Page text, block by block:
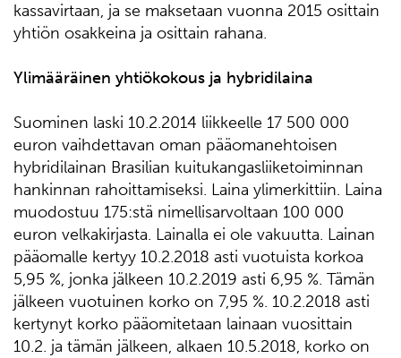
kassavirtaan, ja se maksetaan vuonna 2015 osittain
yhtiön osakkeina ja osittain rahana.
Ylimääräinen yhtiökokous ja hybridilaina
Suominen laski 10.2.2014 liikkeelle 17 500 000
euron vaihdettavan oman pääomanehtoisen
hybridilainan Brasilian kuitukangasliiketoiminnan
hankinnan rahoittamiseksi. Laina ylimerkittiin. Laina
muodostuu 175:stä nimellisarvoltaan 100 000
euron velkakirjasta. Lainalla ei ole vakuutta. Lainan
pääomalle kertyy 10.2.2018 asti vuotuista korkoa
5,95 %, jonka jälkeen 10.2.2019 asti 6,95 %. Tämän
jälkeen vuotuinen korko on 7,95 %. 10.2.2018 asti
kertynyt korko pääomitetaan lainaan vuosittain
10.2. ja tämän jälkeen, alkaen 10.5.2018, korko on